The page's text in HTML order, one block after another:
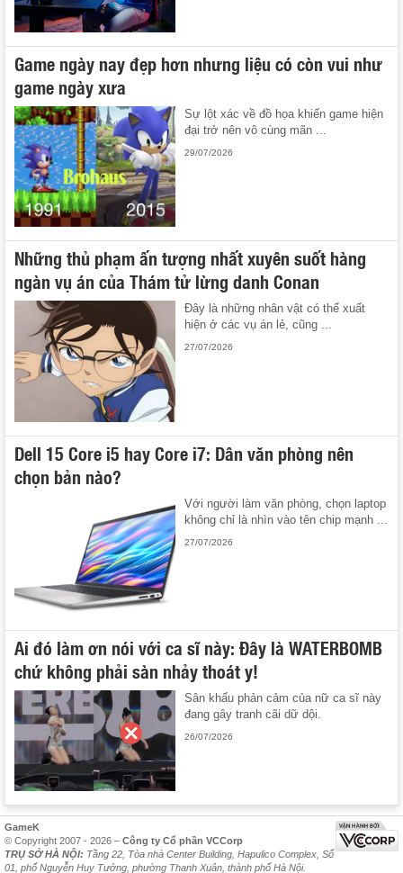
Game ngày nay đẹp hơn nhưng liệu có còn vui như
game ngày xưa
Sự lột xác về đồ họa khiến game hiện
đại trở nên vô cùng mãn ...
29/07/2026
Những thủ phạm ấn tượng nhất xuyên suốt hàng
ngàn vụ án của Thám tử lừng danh Conan
Đây là những nhân vật có thể xuất
hiện ở các vụ án lẻ, cũng ...
27/07/2026
Dell 15 Core i5 hay Core i7: Dân văn phòng nên
chọn bản nào?
Với người làm văn phòng, chọn laptop
không chỉ là nhìn vào tên chip mạnh ...
27/07/2026
Ai đó làm ơn nói với ca sĩ này: Đây là WATERBOMB
chứ không phải sàn nhảy thoát y!
Sân khấu phản cảm của nữ ca sĩ này
đang gây tranh cãi dữ dội.
26/07/2026
GameK
© Copyright 2007 - 2026 – Công ty Cổ phần VCCorp
TRỤ SỞ HÀ NỘI: Tầng 22, Tòa nhà Center Building, Hapulico Complex, Số
01, phố Nguyễn Huy Tưởng, phường Thanh Xuân, thành phố Hà Nội.